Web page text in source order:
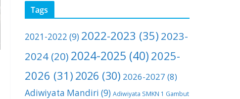
Tags
2021-2022 (9) 2022-2023 (35) 2023-
2024 (20) 2024-2025 (40) 2025-
2026 (31) 2026 (30) 2026-2027 (8)
Adiwiyata Mandiri (9) Adiwiyata SMKN 1 Gambut